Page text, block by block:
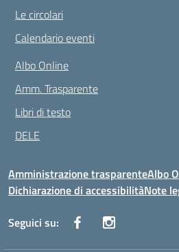
Le circolari
Calendario eventi
Albo Online
Amm. Trasparente
Libri di testo
DELE
Amministrazione trasparenteAlbo
Dichiarazione di accessibilitàNote
Seguici su: